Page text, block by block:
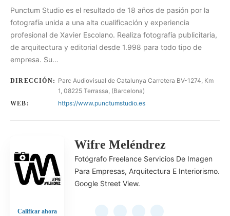
Punctum Studio es el resultado de 18 años de pasión por la
fotografía unida a una alta cualificación y experiencia
profesional de Xavier Escolano. Realiza fotografía publicitaria,
de arquitectura y editorial desde 1.998 para todo tipo de
empresa. Su…
DIRECCIÓN: Parc Audiovisual de Catalunya Carretera BV-1274, Km
1, 08225 Terrassa, (Barcelona)
WEB: https://www.punctumstudio.es
Calificar ahora
Wifre Meléndrez
Fotógrafo Freelance Servicios De Imagen
Para Empresas, Arquitectura E Interiorismo.
Google Street View.